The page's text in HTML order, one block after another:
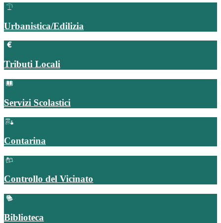
Urbanistica/Edilizia
Tributi Locali
Servizi Scolastici
Contarina
Controllo del Vicinato
Biblioteca